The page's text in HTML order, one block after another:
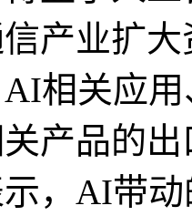
产业扩
相关应
产品的
，AI带